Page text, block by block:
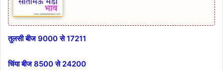
तुलसी बीज 9000 से 17211
चिंया बीज 8500 से 24200